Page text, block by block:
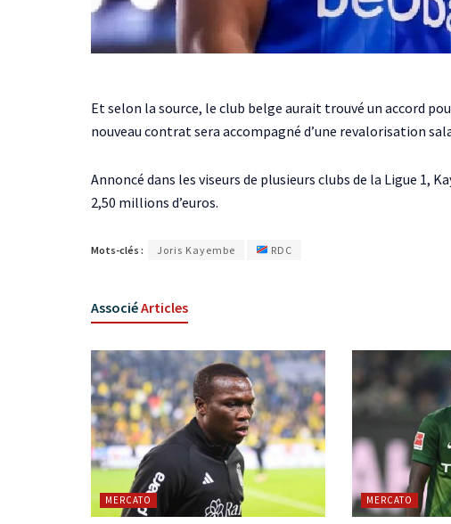
Et selon la source, le club belge aurait trouvé un accord
nouveau contrat sera accompagné d’une revalorisation
Annoncé dans les viseurs de plusieurs clubs de la Ligue 1,
2,50 millions d’euros.
Mots-clés : Joris Kayembe RDC
AssociéArticles
MERCATO MERCATO